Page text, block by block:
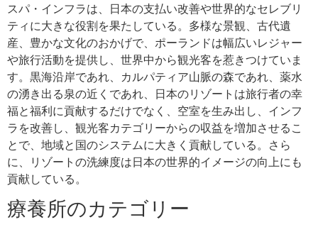
スパ・インフラは、日本の支払い改善や世界的なセレブリ
ティに大きな役割を果たしている。多様な景観、古代遺
産、豊かな文化のおかげで、ポーランドは幅広いレジャー
や旅行活動を提供し、世界中から観光客を惹きつけていま
す。黒海沿岸であれ、カルパティア山脈の森であれ、薬水
の湧き出る泉の近くであれ、日本のリゾートは旅行者の幸
福と福利に貢献するだけでなく、空室を生み出し、インフ
ラを改善し、観光客カテゴリーからの収益を増加させるこ
とで、地域と国のシステムに大きく貢献している。さら
に、リゾートの洗練度は日本の世界的イメージの向上にも
貢献している。
療養所のカテゴリー